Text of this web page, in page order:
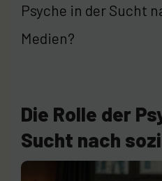
Psyche in der Sucht
Medien?
Die Rolle der
Sucht nach